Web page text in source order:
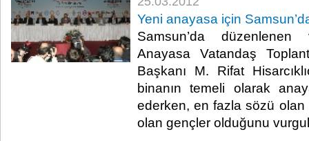
Yeni anayasa için
Samsun’da düzenlenen
Anayasa Vatandaş
Başkanı M. Rifat
binanın temeli olarak
ederken, en fazla sözü
olan gençler olduğunu